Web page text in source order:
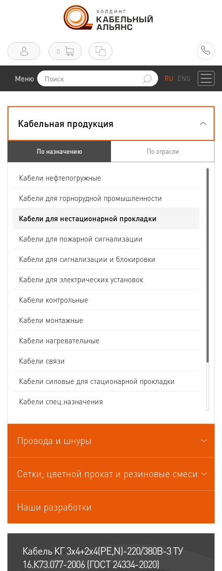
0
Меню RU ENG
Кабельная продукция
По назначению По отрасли
Кабели нефтепогружные
Кабели для горнорудной промышленности
Кабели для нестационарной прокладки
Кабели для пожарной сигнализации
Кабели для сигнализации и блокировки
Кабели для электрических установок
Кабели контрольные
Кабели монтажные
Кабели нагревательные
Кабели связи
Кабели силовые для стационарной прокладки
Кабели спец.назначения
Кабели судовые
Кабели термоэлектродные
Провода и шнуры
Сетки, цветной прокат и резиновые смеси
Наши разработки
Кабель КГ 3х4+2х4(PE,N)-220/380В-3 ТУ
16.К73.077-2006 (ГОСТ 24334-2020)